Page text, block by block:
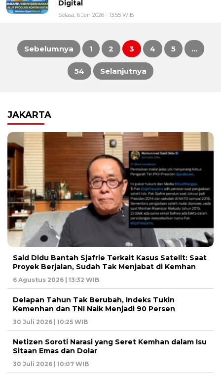
Digital
Selasa, 6 Jan 2026 - 13:55 WIB
Paginasi
Sebelumnya 1 2 3 4 5 …
54 Selanjutnya
JAKARTA
Said Didu Bantah Sjafrie Terkait Kasus Satelit: Saat
Proyek Berjalan, Sudah Tak Menjabat di Kemhan
6 Agustus 2026 | 13:32 WIB
Delapan Tahun Tak Berubah, Indeks Tukin
Kemenhan dan TNI Naik Menjadi 90 Persen
30 Juli 2026 | 10:25 WIB
Netizen Soroti Narasi yang Seret Kemhan dalam Isu
Sitaan Emas dan Dolar
30 Juli 2026 | 10:07 WIB